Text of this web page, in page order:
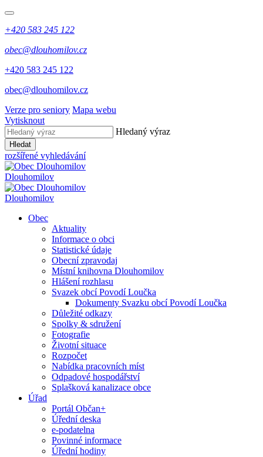
+420 583 245 122
obec@dlouhomilov.cz
+420 583 245 122
obec@dlouhomilov.cz
Verze pro seniory Mapa webu
Vytisknout
Hledaný výraz
Hledat
rozšířené vyhledávání
Dlouhomilov
Dlouhomilov
Obec
Aktuality
Informace o obci
Statistické údaje
Obecní zpravodaj
Místní knihovna Dlouhomilov
Hlášení rozhlasu
Svazek obcí Povodí Loučka
Dokumenty Svazku obcí Povodí Loučka
Důležité odkazy
Spolky & sdružení
Fotografie
Životní situace
Rozpočet
Nabídka pracovních míst
Odpadové hospodářství
Splašková kanalizace obce
Úřad
Portál Občan+
Úřední deska
e-podatelna
Povinné informace
Úřední hodiny